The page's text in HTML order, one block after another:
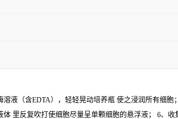
液（含EDTA），轻轻晃动培养瓶 使之浸润所有细
里反复吹打使细胞尽量呈单颗细胞的悬浮液； 6、